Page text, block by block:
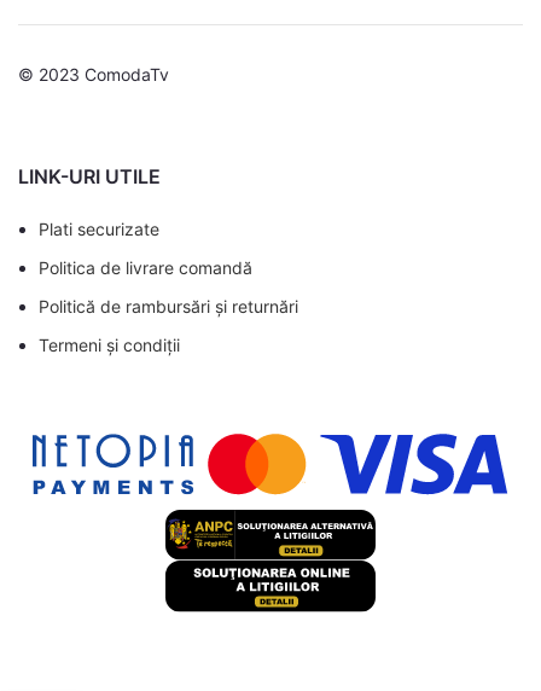
© 2023 ComodaTv
LINK-URI UTILE
Plati securizate
Politica de livrare comandă
Politică de rambursări și returnări
Termeni și condiții